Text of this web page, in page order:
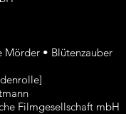
• Blütenzauber
Filmgesellschaft mbH